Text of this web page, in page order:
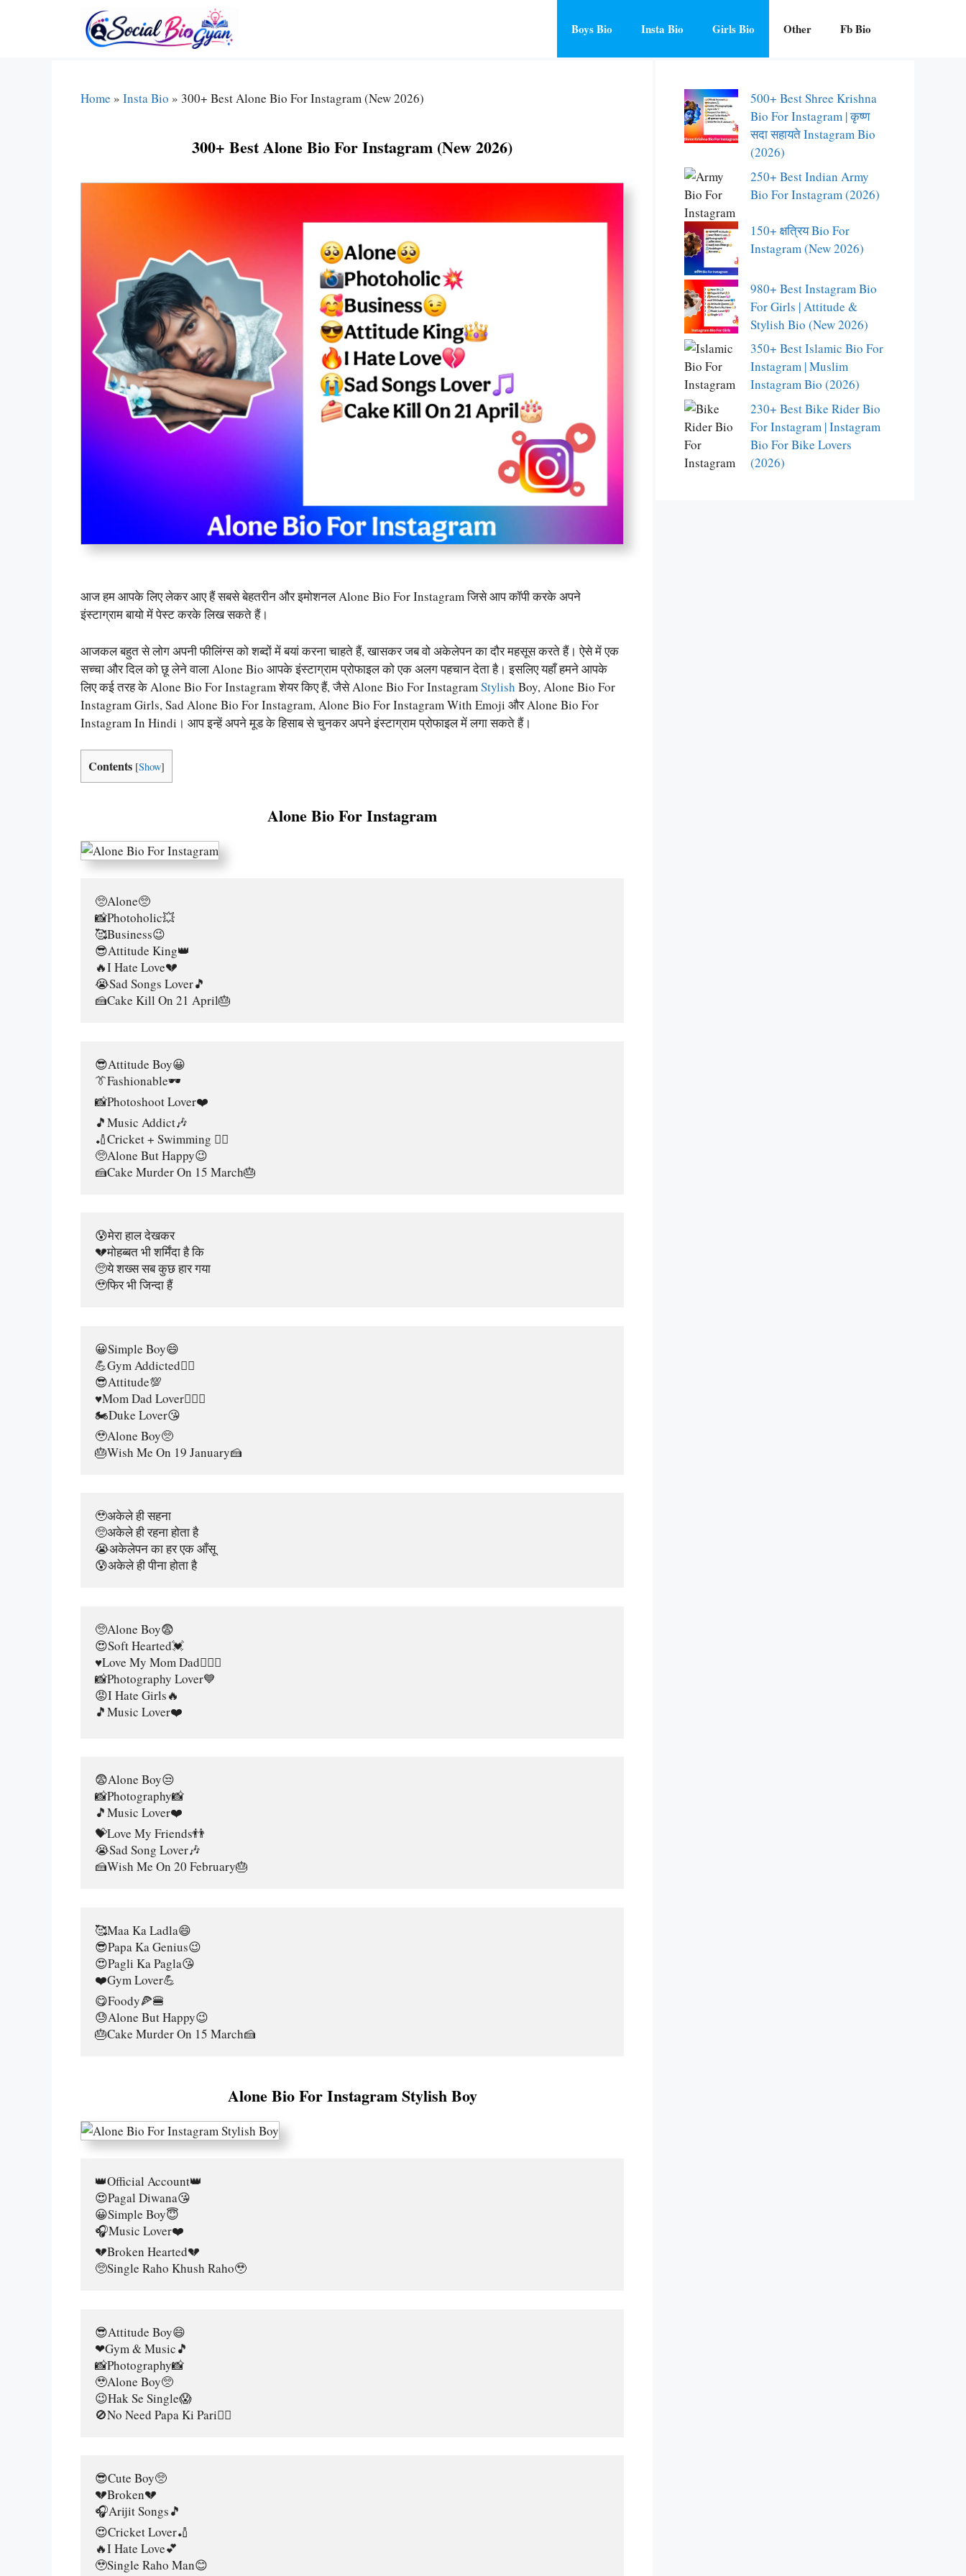
Boys Bio Insta Bio Girls Bio Other Fb Bio
Home » Insta Bio » 300+ Best Alone Bio For Instagram (New 2026)
300+ Best Alone Bio For Instagram (New 2026)
आज हम आपके लिए लेकर आए हैं सबसे बेहतरीन और इमोशनल Alone Bio For Instagram जिसे आप कॉपी करके अपने
इंस्टाग्राम बायो में पेस्ट करके लिख सकते हैं।
आजकल बहुत से लोग अपनी फीलिंग्स को शब्दों में बयां करना चाहते हैं, खासकर जब वो अकेलेपन का दौर महसूस करते हैं। ऐसे में एक
सच्चा और दिल को छू लेने वाला Alone Bio आपके इंस्टाग्राम प्रोफाइल को एक अलग पहचान देता है। इसलिए यहाँ हमने आपके
लिए कई तरह के Alone Bio For Instagram शेयर किए हैं, जैसे Alone Bio For InstagramStylish Boy, Alone Bio For
Instagram Girls, Sad Alone Bio For Instagram, Alone Bio For Instagram With Emoji और Alone Bio For
Instagram In Hindi। आप इन्हें अपने मूड के हिसाब से चुनकर अपने इंस्टाग्राम प्रोफाइल में लगा सकते हैं।
Contents [Show]
Alone Bio For Instagram
🥺Alone🥺
📸Photoholic💥
🥰Business😉
😎Attitude King👑
🔥I Hate Love💔
😭Sad Songs Lover🎵
🍰Cake Kill On 21 April🎂
😎Attitude Boy😀
👔Fashionable🕶️
📸Photoshoot Lover❤️
🎵Music Addict🎶
🏏Cricket + Swimming 🏊‍♂️
🥺Alone But Happy😉
🍰Cake Murder On 15 March🎂
😰मेरा हाल देखकर
💔मोहब्बत भी शर्मिंदा है कि
🥺ये शख्स सब कुछ हार गया
🥹फिर भी जिन्दा हैं
😀Simple Boy😄
💪Gym Addicted🏋️‍♂️
😎Attitude💯
♥️Mom Dad Lover👩‍❤️‍👨
🏍️Duke Lover😘
🥹Alone Boy🥺
🎂Wish Me On 19 January🍰
🥹अकेले ही सहना
🥺अकेले ही रहना होता है
😭अकेलेपन का हर एक आँसू
😰अकेले ही पीना होता है
🥺Alone Boy😨
😍Soft Hearted💓
♥️Love My Mom Dad👩‍❤️‍👨
📸Photography Lover💙
😡I Hate Girls🔥
🎵Music Lover❤️
😨Alone Boy😒
📸Photography📸
🎵Music Lover❤️
💝Love My Friends👬
😭Sad Song Lover🎶
🍰Wish Me On 20 February🎂
🥰Maa Ka Ladla😄
😎Papa Ka Genius😉
😍Pagli Ka Pagla😘
❤️Gym Lover💪
😋Foody🍕🍔
😓Alone But Happy😉
🎂Cake Murder On 15 March🍰
Alone Bio For Instagram Stylish Boy
👑Official Account👑
😍Pagal Diwana😘
😀Simple Boy😇
🎧Music Lover❤️
💔Broken Hearted💔
🥺Single Raho Khush Raho🥹
😎Attitude Boy😄
❤Gym & Music🎵
📸Photography📸
🥹Alone Boy🥺
😉Hak Se Single😱
🚫No Need Papa Ki Pari👰‍♀️
😎Cute Boy🥺
💔Broken💔
🎧Arijit Songs🎵
😍Cricket Lover🏏
🔥I Hate Love💕
🥹Single Raho Man😊
500+ Best Shree Krishna
Bio For Instagram | कृष्ण
सदा सहायते Instagram Bio
(2026)
250+ Best Indian Army
Bio For Instagram (2026)
150+ क्षत्रिय Bio For
Instagram (New 2026)
980+ Best Instagram Bio
For Girls | Attitude &
Stylish Bio (New 2026)
350+ Best Islamic Bio For
Instagram | Muslim
Instagram Bio (2026)
230+ Best Bike Rider Bio
For Instagram | Instagram
Bio For Bike Lovers
(2026)